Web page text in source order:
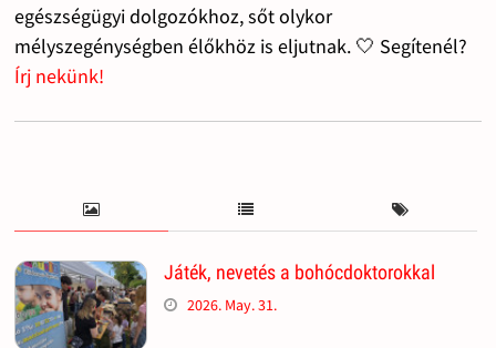
egészségügyi dolgozókhoz, sőt olykor
mélyszegénységben élőkhöz is eljutnak. 🤍 Segítenél?
Írj nekünk!
Játék, nevetés a bohócdoktorokkal
2026. May. 31.